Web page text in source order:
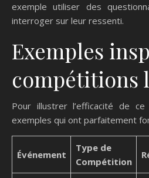
exemple utiliser des
interroger sur leur ressenti.
Exemples
compétitions
Pour illustrer l’efficacité de
exemples qui ont parfaitement
Événement
Type de
Compétition